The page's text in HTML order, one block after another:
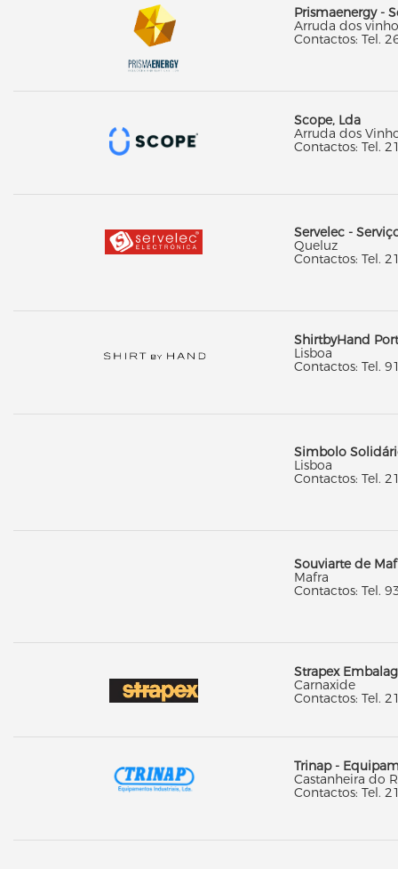
Prismaenergy -
Arruda dos
Contactos: Tel.
Scope, Lda
Arruda dos
Contactos: Tel.
Servelec -
Queluz
Contactos: Tel.
ShirtbyHand
Lisboa
Contactos: Tel.
Simbolo
Lisboa
Contactos: Tel.
Souviarte de
Mafra
Contactos: Tel.
Strapex
Carnaxide
Contactos: Tel.
Trinap -
Castanheira do
Contactos: Tel.